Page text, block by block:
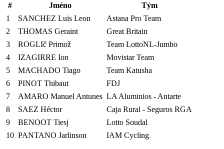
# Jméno
Tým
1
SANCHEZ Luis Leon
Astana Pro Team
2
THOMAS Geraint
Great Britain
3
ROGLIč Primož
Team LottoNL-Jumbo
4
IZAGIRRE Ion
Movistar Team
5
MACHADO Tiago
Team Katusha
6
PINOT Thibaut
FDJ
7
AMARO Manuel Antunes LA Aluminios - Antarte
8
SAEZ Héctor
Caja Rural - Seguros RGA
9
BENOOT Tiesj
Lotto Soudal
10 PANTANO Jarlinson IAM Cycling